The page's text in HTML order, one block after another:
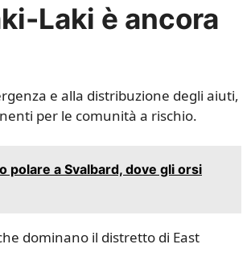
Laki è ancora
e alla distribuzione degli aiuti,
per le comunità a rischio.
polare a Svalbard, dove gli orsi
dominano il distretto di East